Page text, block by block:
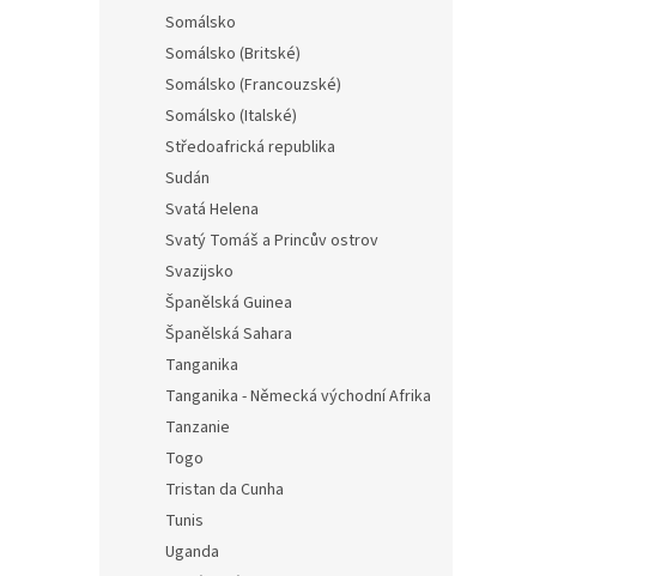
Somálsko
Somálsko (Britské)
Somálsko (Francouzské)
Somálsko (Italské)
Středoafrická republika
Sudán
Svatá Helena
Svatý Tomáš a Princův ostrov
Svazijsko
Španělská Guinea
Španělská Sahara
Tanganika
Tanganika - Německá východní Afrika
Tanzanie
Togo
Tristan da Cunha
Tunis
Uganda